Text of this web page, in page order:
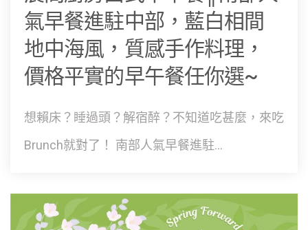
氣早餐進駐中部，藍白相間
地中海風，質感手作料理，
價格平實的早午餐任你選~
想賴床？睡過頭？解宿醉？不知道吃甚麼，來吃
Brunch就對了！ 南部人氣早餐進駐...